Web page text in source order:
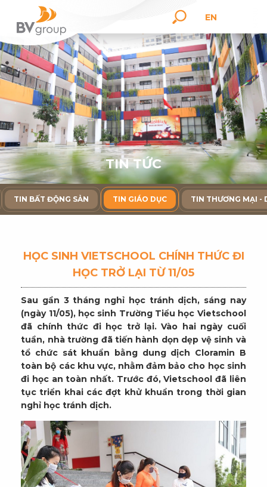
EN
TIN TỨC
TIN BẤT ĐỘNG SẢN TIN GIÁO DỤC TIN THƯƠNG MẠI -
HỌC SINH VIETSCHOOL CHÍNH THỨC ĐI
HỌC TRỞ LẠI TỪ 11/05
Sau gần 3 tháng nghỉ học tránh dịch, sáng nay
(ngày 11/05), học sinh Trường Tiểu học Vietschool
đã chính thức đi học trở lại. Vào hai ngày cuối
tuần, nhà trường đã tiến hành dọn dẹp vệ sinh và
tổ chức sát khuẩn bằng dung dịch Cloramin B
toàn bộ các khu vực, nhằm đảm bảo cho học sinh
đi học an toàn nhất. Trước đó, Vietschool đã liên
tục triển khai các đợt khử khuẩn trong thời gian
nghỉ học tránh dịch.